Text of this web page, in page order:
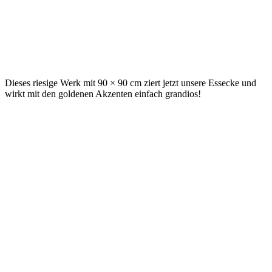
Dieses riesige Werk mit 90 × 90 cm ziert jetzt unsere Essecke und
wirkt mit den goldenen Akzenten einfach grandios!